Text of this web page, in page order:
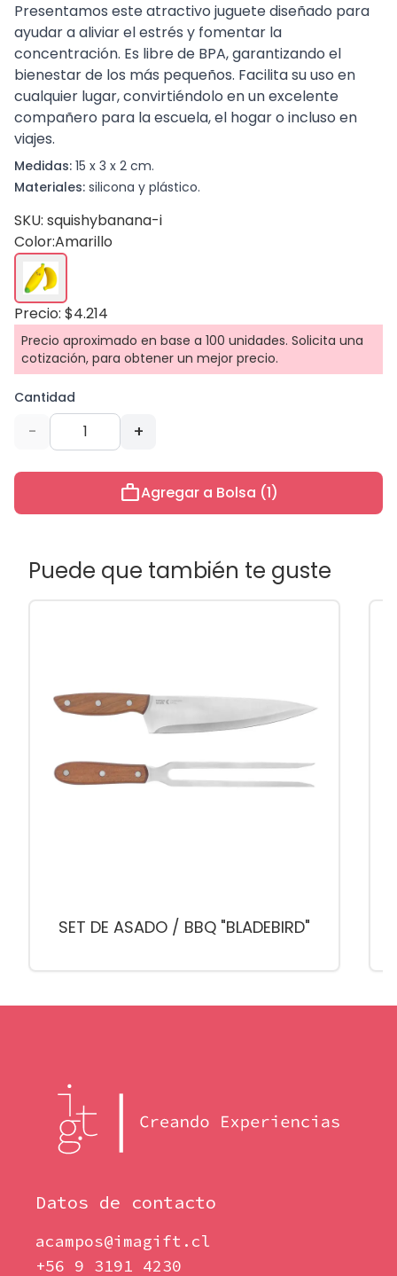
Presentamos este atractivo juguete diseñado para
ayudar a aliviar el estrés y fomentar la
concentración. Es libre de BPA, garantizando el
bienestar de los más pequeños. Facilita su uso en
cualquier lugar, convirtiéndolo en un excelente
compañero para la escuela, el hogar o incluso en
viajes.
Medidas: 15 x 3 x 2 cm.
Materiales: silicona y plástico.
SKU: squishybanana-i
Color:Amarillo
Precio: $4.214
Precio aproximado en base a 100 unidades. Solicita una
cotización, para obtener un mejor precio.
Cantidad
- +
workAgregar a Bolsa (1)
Puede que también te guste
SET DE ASADO / BBQ "BLADEBIRD"
Datos de contacto
acampos@imagift.cl
+56 9 3191 4230